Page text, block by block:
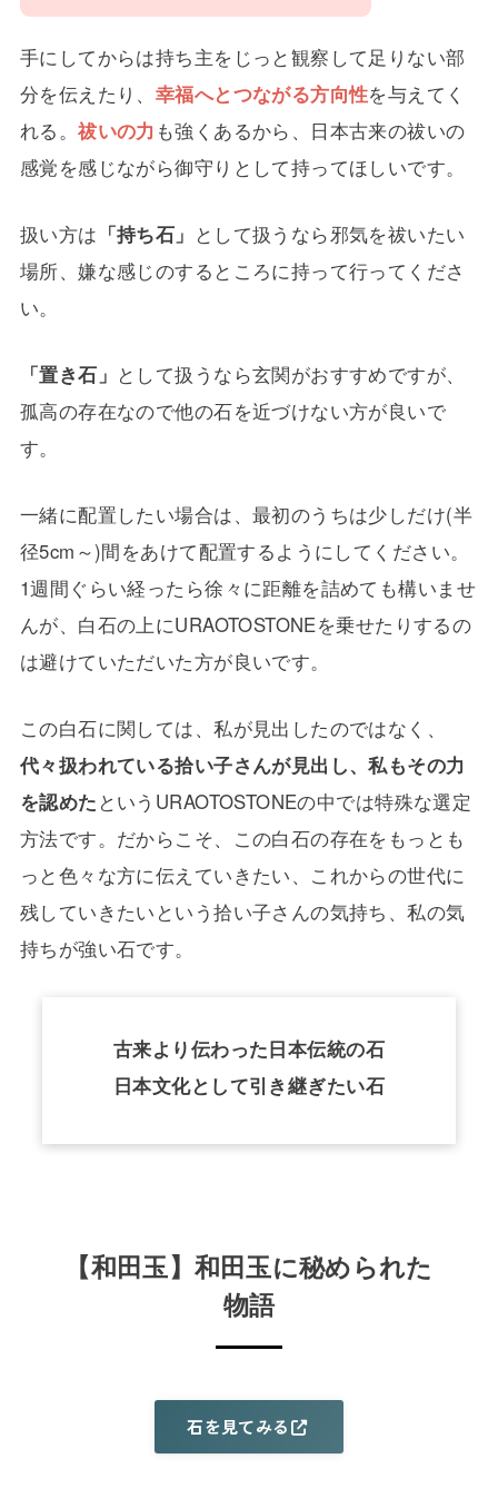
手にしてからは持ち主をじっと観察して足りない部
分を伝えたり、 幸福へとつながる方向性を与えてく
れる。祓いの力 も強くあるから、日本古来の祓いの
感覚を感じながら御守りとして持ってほしいです。
扱い方は 「持ち石」 として扱うなら邪気を祓いたい
場所、嫌な感じのするところに持って行ってくださ
い。
「置き石」 として扱うなら玄関がおすすめですが、
孤高の存在なので他の石を近づけない方が良いで
す。
一緒に配置したい場合は、最初のうちは少しだけ(半
径5cm～)間をあけて配置するようにしてください。
1週間ぐらい経ったら徐々に距離を詰めても構いませ
んが、白石の上にURAOTOSTONEを乗せたりするの
は避けていただいた方が良いです。
この白石に関しては、私が見出したのではなく、
代々扱われている拾い子さんが見出し、私もその力
を認めた というURAOTOSTONEの中では特殊な選定
方法です。だからこそ、この白石の存在をもっとも
っと色々な方に伝えていきたい、これからの世代に
残していきたいという拾い子さんの気持ち、私の気
持ちが強い石です。
古来より伝わった日本伝統の石
日本文化として引き継ぎたい石
【和田玉】和田玉に秘められた
物語
石を見てみる